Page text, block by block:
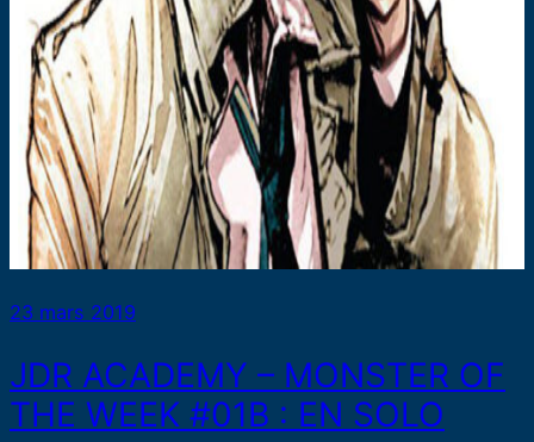
23 mars 2019
JDR ACADEMY – MONSTER OF
THE WEEK #01B : EN SOLO